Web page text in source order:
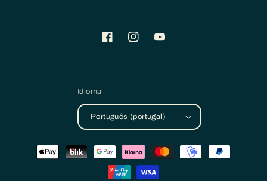
FacebookInstagramYouTube
Idioma
Português (portugal)
Métodos